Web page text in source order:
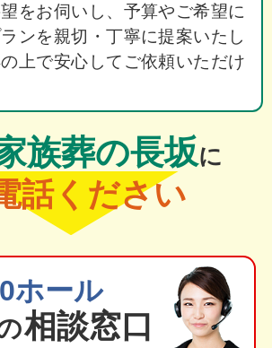
をお伺いし、予算やご希望に
ンを親切・丁寧に提案いたし
上で安心してご依頼いただけ
族葬の長坂に
話ください
ホール
相談窓口